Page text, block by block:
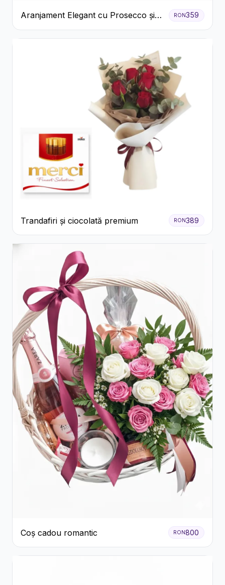
Aranjament Elegant cu Prosecco și
Flori Galbene.
RON359
Trandafiri și ciocolată premium RON389
Coș cadou romantic RON800